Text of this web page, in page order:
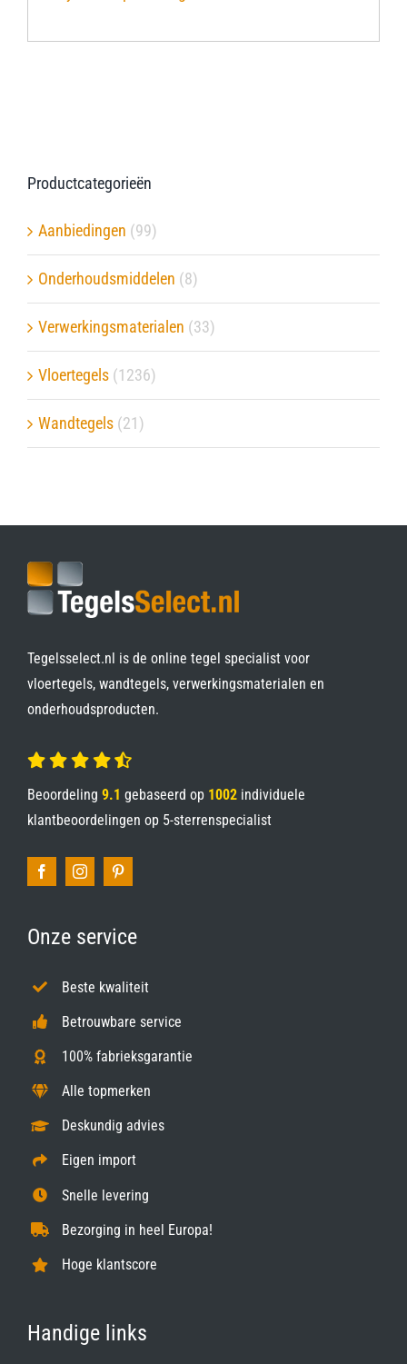
Verwerkingsmaterialen
Productcategorieën
Aanbiedingen (99)
Onderhoudsmiddelen (8)
Verwerkingsmaterialen (33)
Vloertegels (1236)
Wandtegels (21)
Tegelsselect.nl is de online tegel specialist voor
vloertegels, wandtegels, verwerkingsmaterialen en
onderhoudsproducten.
Beoordeling 9.1 gebaseerd op 1002individuele
klantbeoordelingen op 5-sterrenspecialist
Onze service
Beste kwaliteit
Betrouwbare service
100% fabrieksgarantie
Alle topmerken
Deskundig advies
Eigen import
Snelle levering
Bezorging in heel Europa!
Hoge klantscore
Handige links